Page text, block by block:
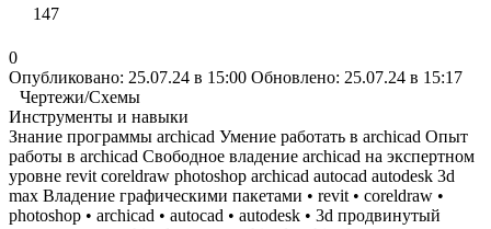
147
0
Опубликовано: 25.07.24 в 15:00 Обновлено: 25.07.24 в 15:17
Чертежи/Схемы
Инструменты и навыки
Знание программы archicad Умение работать в archicad Опыт
работы в archicad Свободное владение archicad на экспертном
уровне revit coreldraw photoshop archicad autocad autodesk 3d
max Владение графическими пакетами • revit • coreldraw •
photoshop • archicad • autocad • autodesk • 3d продвинутый